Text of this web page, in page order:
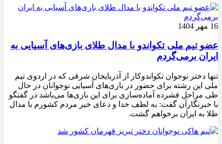
16 مهر 1404
عضو تیم ملی تکواندو با مدال طلای بازی‌های آسیایی به
ایران برمی‌گردم
تنها دختر نوجوان تکواندوکار از آذربایجان شرقی که در اردوی تیم
ملی این رشته برای حضور در بازی‌های آسیایی نوجوانان در حال
طی مراحل فشرده آماده‌سازی برای این بازی‌ها می‌باشد در گفتگو
با خبرنگارآن گفت: به لطف خدا و دعای خیر مردم کشورم با مدال
طلا به ایران برخواهم گشت.